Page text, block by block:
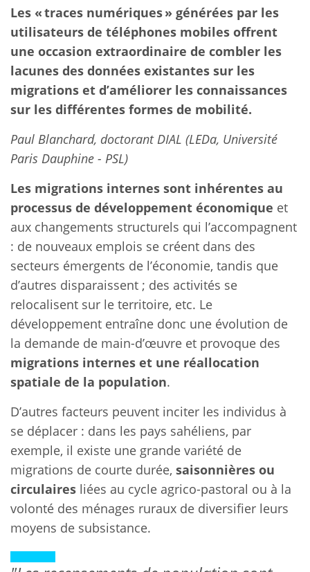
Les « traces numériques » générées par les
utilisateurs de téléphones mobiles offrent
une occasion extraordinaire de combler les
lacunes des données existantes sur les
migrations et d’améliorer les connaissances
sur les différentes formes de mobilité.
Paul Blanchard, doctorant DIAL (LEDa, Université
Paris Dauphine - PSL)
Les migrations internes sont inhérentes au
processus de développement économique et
aux changements structurels qui l’accompagnent
: de nouveaux emplois se créent dans des
secteurs émergents de l’économie, tandis que
d’autres disparaissent ; des activités se
relocalisent sur le territoire, etc. Le
développement entraîne donc une évolution de
la demande de main-d’œuvre et provoque des
migrations internes et une réallocation
spatiale de la population.
D’autres facteurs peuvent inciter les individus à
se déplacer : dans les pays sahéliens, par
exemple, il existe une grande variété de
migrations de courte durée, saisonnières ou
circulaires liées au cycle agrico-pastoral ou à la
volonté des ménages ruraux de diversifier leurs
moyens de subsistance.